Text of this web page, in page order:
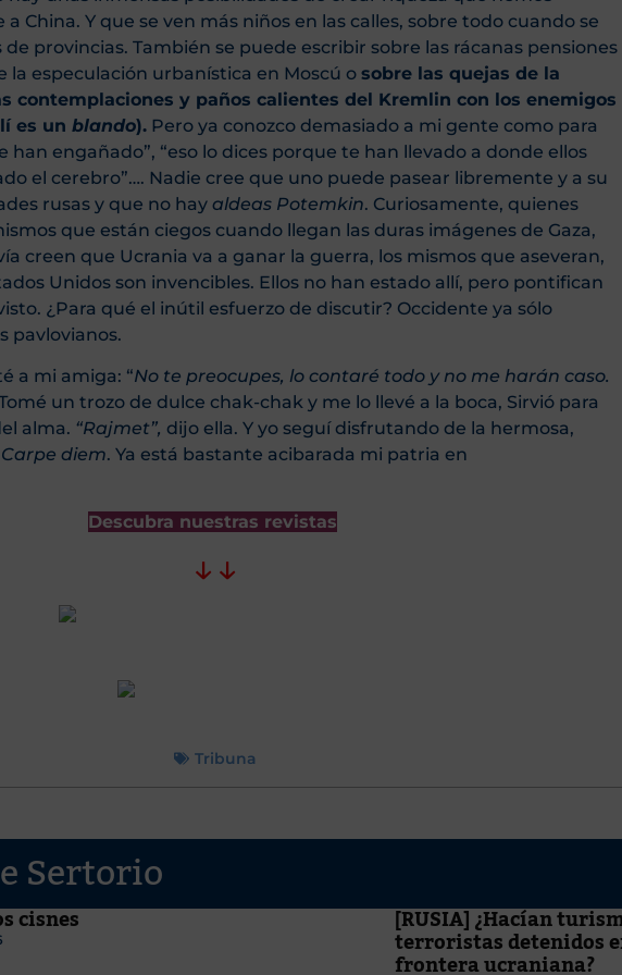
China. Y que se ven más niños en las calles, sobre todo cuando se
provincias. También se puede escribir sobre las rácanas pensiones
la especulación urbanística en Moscú o sobre las quejas de la
contemplaciones y paños calientes del Kremlin con los enemigos
es un blando). Pero ya conozco demasiado a mi gente como para
han engañado”, “eso lo dices porque te han llevado a donde ellos
el cerebro”…. Nadie cree que uno puede pasear libremente y a su
rusas y que no hay aldeas Potemkin. Curiosamente, quienes
que están ciegos cuando llegan las duras imágenes de Gaza,
creen que Ucrania va a ganar la guerra, los mismos que aseveran,
Unidos son invencibles. Ellos no han estado allí, pero pontifican
¿Para qué el inútil esfuerzo de discutir? Occidente ya sólo
pavlovianos.
a mi amiga: “No te preocupes, lo contaré todo y no me harán caso.
un trozo de dulce chak-chak y me lo llevé a la boca, Sirvió para
alma. “Rajmet”, dijo ella. Y yo seguí disfrutando de la hermosa,
Carpe diem. Ya está bastante acibarada mi patria en
Descubra nuestras revistas
↓ ↓
Tribuna
Sertorio
cisnes [RUSIA] ¿Hacían
terroristas detenidos
frontera ucraniana?